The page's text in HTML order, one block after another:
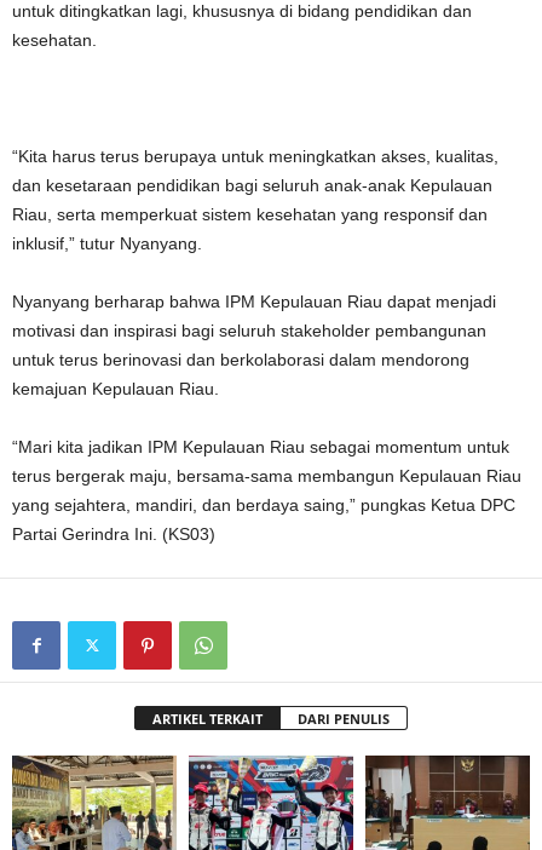
untuk ditingkatkan lagi, khususnya di bidang pendidikan dan
kesehatan.
“Kita harus terus berupaya untuk meningkatkan akses, kualitas,
dan kesetaraan pendidikan bagi seluruh anak-anak Kepulauan
Riau, serta memperkuat sistem kesehatan yang responsif dan
inklusif,” tutur Nyanyang.
Nyanyang berharap bahwa IPM Kepulauan Riau dapat menjadi
motivasi dan inspirasi bagi seluruh stakeholder pembangunan
untuk terus berinovasi dan berkolaborasi dalam mendorong
kemajuan Kepulauan Riau.
“Mari kita jadikan IPM Kepulauan Riau sebagai momentum untuk
terus bergerak maju, bersama-sama membangun Kepulauan Riau
yang sejahtera, mandiri, dan berdaya saing,” pungkas Ketua DPC
Partai Gerindra Ini. (KS03)
ARTIKEL TERKAIT DARI PENULIS